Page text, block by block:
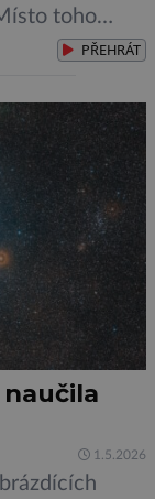
toho
právě za
jako ty
PŘEHRÁT
1.5.2026